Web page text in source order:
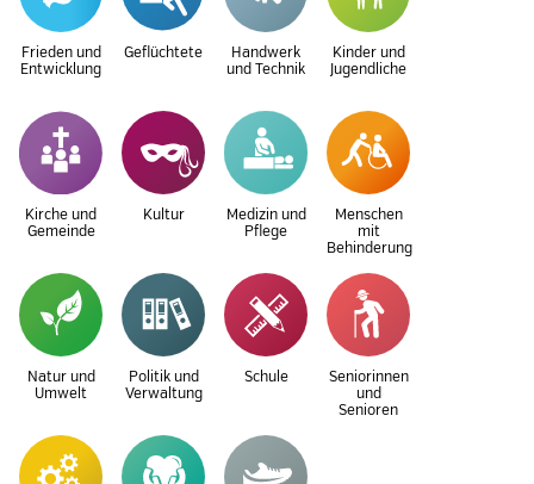
Frieden und
Entwicklung
Geflüchtete
Handwerk
und Technik
Kinder und
Jugendliche
Kirche und
Gemeinde
Kultur
Medizin und
Pflege
Menschen
mit
Behinderung
Natur und
Umwelt
Politik und
Verwaltung
Schule
Seniorinnen
und
Senioren